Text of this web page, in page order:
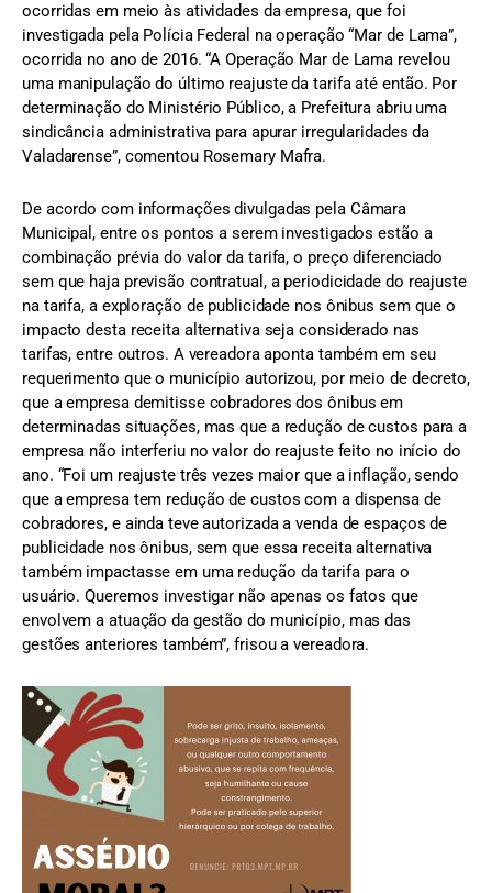
ocorridas em meio às atividades da empresa, que foi
investigada pela Polícia Federal na operação “Mar de Lama”,
ocorrida no ano de 2016. “A Operação Mar de Lama revelou
uma manipulação do último reajuste da tarifa até então. Por
determinação do Ministério Público, a Prefeitura abriu uma
sindicância administrativa para apurar irregularidades da
Valadarense”, comentou Rosemary Mafra.
De acordo com informações divulgadas pela Câmara
Municipal, entre os pontos a serem investigados estão a
combinação prévia do valor da tarifa, o preço diferenciado
sem que haja previsão contratual, a periodicidade do reajuste
na tarifa, a exploração de publicidade nos ônibus sem que o
impacto desta receita alternativa seja considerado nas
tarifas, entre outros. A vereadora aponta também em seu
requerimento que o município autorizou, por meio de decreto,
que a empresa demitisse cobradores dos ônibus em
determinadas situações, mas que a redução de custos para a
empresa não interferiu no valor do reajuste feito no início do
ano. “Foi um reajuste três vezes maior que a inflação, sendo
que a empresa tem redução de custos com a dispensa de
cobradores, e ainda teve autorizada a venda de espaços de
publicidade nos ônibus, sem que essa receita alternativa
também impactasse em uma redução da tarifa para o
usuário. Queremos investigar não apenas os fatos que
envolvem a atuação da gestão do município, mas das
gestões anteriores também”, frisou a vereadora.